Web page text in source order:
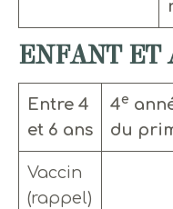
ENFANT ET
Entre 4
et 6 ans
4e
du
Vaccin
(rappel)